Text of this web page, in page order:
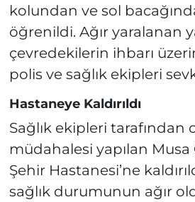
kolundan ve sol
öğrenildi. Ağır yaralanan
çevredekilerin ihbarı
polis ve sağlık ekipleri
Hastaneye Kaldırıldı
Sağlık ekipleri tarafından
müdahalesi yapılan Musa
Şehir Hastanesi’ne
sağlık durumunun ağır